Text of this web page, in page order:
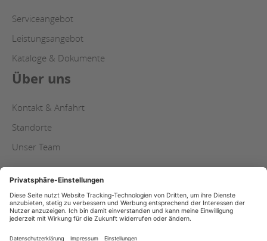
Serviceangebot
Leistungsangebot
Kataloge & Dokumente
Über uns
Kontakt & Anfahrt
Standorte
Unser Team